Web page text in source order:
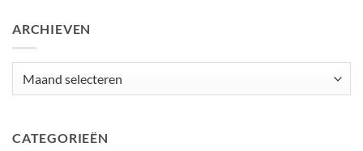
ARCHIEVEN
CATEGORIEËN